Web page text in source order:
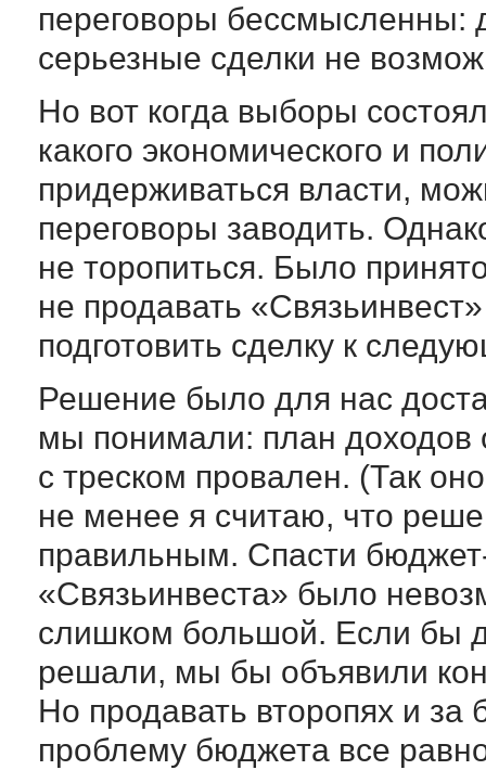
переговоры бессмысленны:
серьезные сделки не
Но вот когда выборы
какого экономического и
придерживаться власти,
переговоры заводить.
не торопиться. Было
не продавать
подготовить сделку к
Решение было для нас
мы понимали: план доходов
с треском провален. (Так
не менее я считаю, что
правильным. Спасти
«Связьинвеста» было
слишком большой. Если бы
решали, мы бы объявили
Но продавать второпях и за
проблему бюджета все